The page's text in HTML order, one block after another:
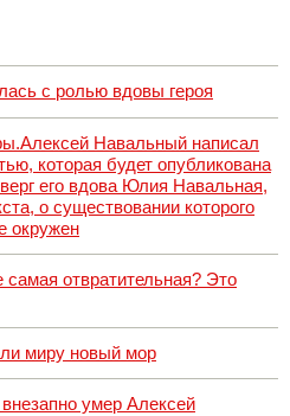
с ролью вдовы героя
Навальный написал
которая будет опубликована
его вдова Юлия Навальная,
о существовании которого
окружен
самая отвратительная? Это
миру новый мор
умер Алексей